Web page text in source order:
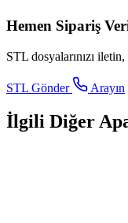
Hemen Sipariş
STL dosyalarınızı
STL Gönder Arayın
İlgili Diğer